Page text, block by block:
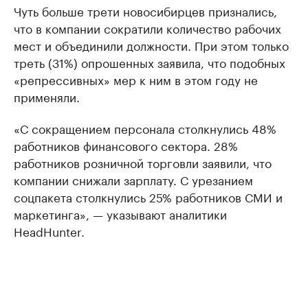
Чуть больше трети новосибирцев признались,
что в компании сократили количество рабочих
мест и объединили должности. При этом только
треть (31%) опрошенных заявила, что подобных
«репрессивных» мер к ним в этом году не
применяли.
«С сокращением персонала столкнулись 48%
работников финансового сектора. 28%
работников розничной торговли заявили, что
компании снижали зарплату. С урезанием
соцпакета столкнулись 25% работников СМИ и
маркетинга», — указывают аналитики
HeadHunter.